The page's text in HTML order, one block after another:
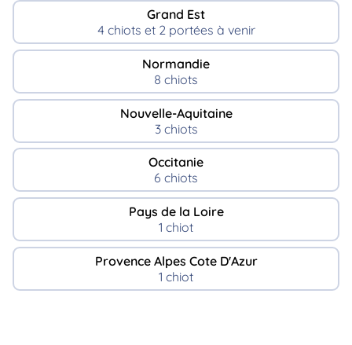
Grand Est
4 chiots et 2 portées à venir
Normandie
8 chiots
Nouvelle-Aquitaine
3 chiots
Occitanie
6 chiots
Pays de la Loire
1 chiot
Provence Alpes Cote D'Azur
1 chiot